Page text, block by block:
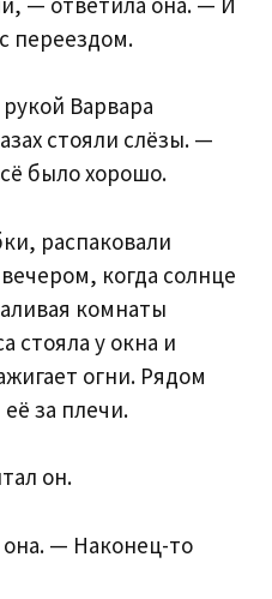
переездом.
Варвара
стояли слёзы. —
было хорошо.
распаковали
когда солнце
комнаты
стояла у окна и
огни. Рядом
за плечи.
он.
— Наконец-то